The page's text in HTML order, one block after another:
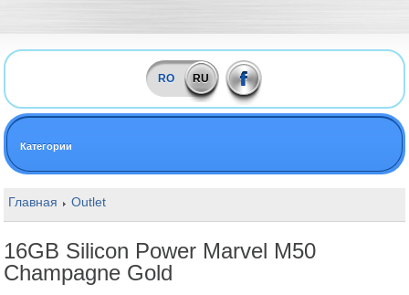
RO RU
Категории
Главная Outlet
16GB Silicon Power Marvel M50
Champagne Gold